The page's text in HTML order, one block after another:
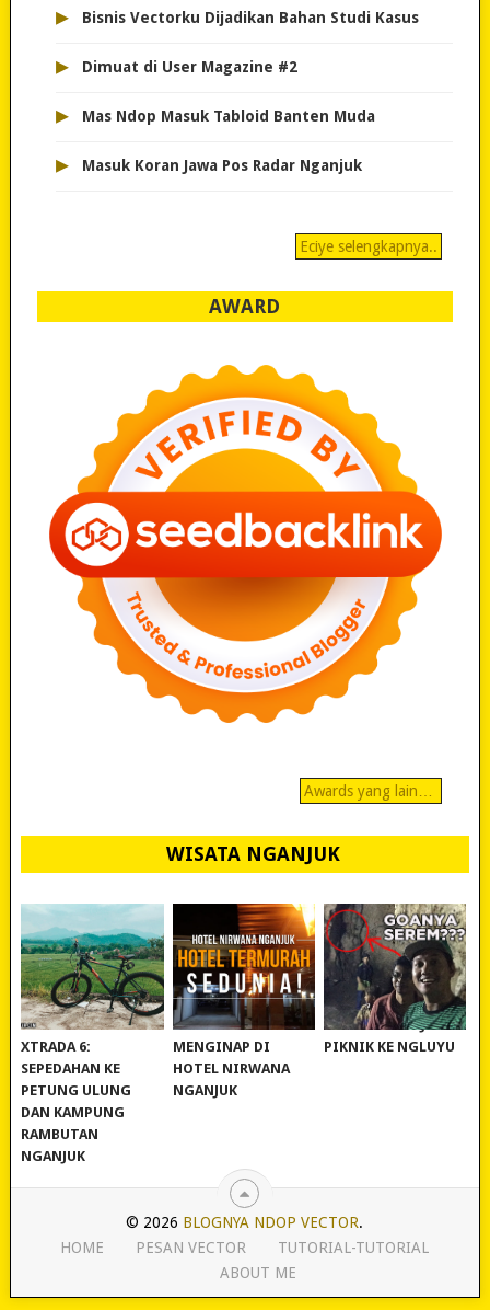
▸ Bisnis Vectorku Dijadikan Bahan Studi Kasus
▸ Dimuat di User Magazine #2
▸ Mas Ndop Masuk Tabloid Banten Muda
▸ Masuk Koran Jawa Pos Radar Nganjuk
Eciye selengkapnya..
AWARD
Awards yang lain…
WISATA NGANJUK
REVIEW POLYGON
XTRADA 6:
SEPEDAHAN KE
PETUNG ULUNG
DAN KAMPUNG
RAMBUTAN
NGANJUK
MURAH BANGET!
MENGINAP DI
HOTEL NIRWANA
NGANJUK
WISATA NGANJUK:
PIKNIK KE NGLUYU
© 2026 BLOGNYA NDOP VECTOR.
HOME
PESAN VECTOR
TUTORIAL-TUTORIAL
ABOUT ME